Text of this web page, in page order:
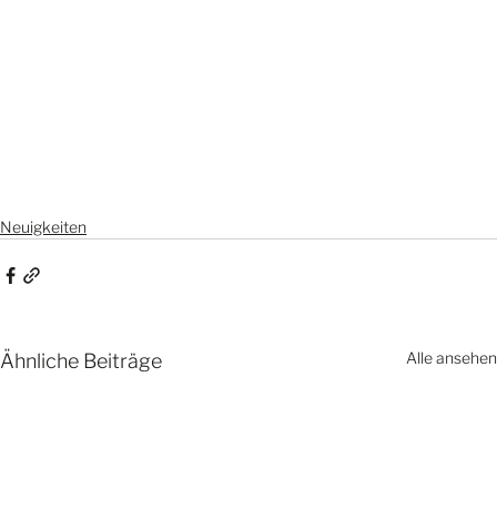
Neuigkeiten
Ähnliche Beiträge Alle ansehen